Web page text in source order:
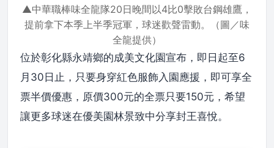
▲中華職棒味全龍隊20日晚間以4比0擊敗台鋼雄鷹，
提前拿下本季上半季冠軍，球迷歡聲雷動。（圖／味
全龍提供）
位於彰化縣永靖鄉的成美文化園宣布，即日起至6
月30日止，只要身穿紅色服飾入園應援，即可享全
票半價優惠，原價300元的全票只要150元，希望
讓更多球迷在優美園林景致中分享封王喜悅。